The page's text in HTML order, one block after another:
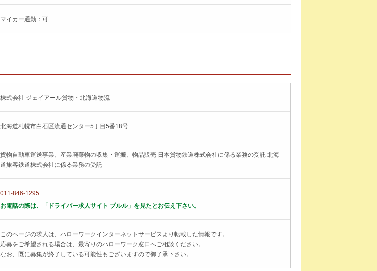
マイカー通勤：可
株式会社 ジェイアール貨物・北海道物流
北海道札幌市白石区流通センター5丁目5番18号
貨物自動車運送事業、産業廃棄物の収集・運搬、物品販売 日本貨物鉄道株式会社に係る業務の受託 北海
道旅客鉄道株式会社に係る業務の受託
011-846-1295
お電話の際は、「ドライバー求人サイト ブルル」を見たとお伝え下さい。
このページの求人は、ハローワークインターネットサービスより転載した情報です。
応募をご希望される場合は、最寄りのハローワーク窓口へご相談ください。
なお、既に募集が終了している可能性もございますので御了承下さい。